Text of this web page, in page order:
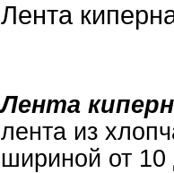
Лента
Лента
лента из
шириной от